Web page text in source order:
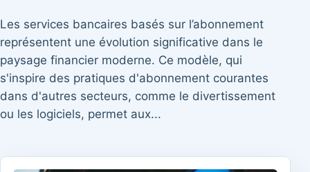
Les services bancaires basés sur l’abonnement
représentent une évolution significative dans le
paysage financier moderne. Ce modèle, qui
s'inspire des pratiques d'abonnement courantes
dans d'autres secteurs, comme le divertissement
ou les logiciels, permet aux...